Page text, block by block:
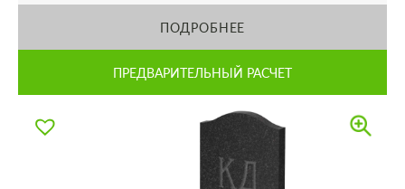
ПОДРОБНЕЕ
ПРЕДВАРИТЕЛЬНЫЙ РАСЧЕТ